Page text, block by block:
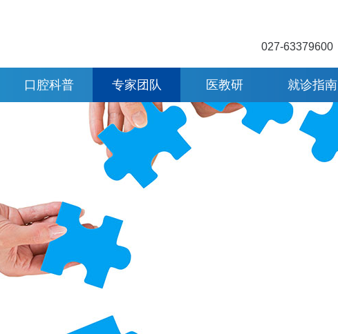
027-63379600
口腔科普
牙齿种植
牙齿修复
牙齿自查
专家团队 医教研 就诊指南